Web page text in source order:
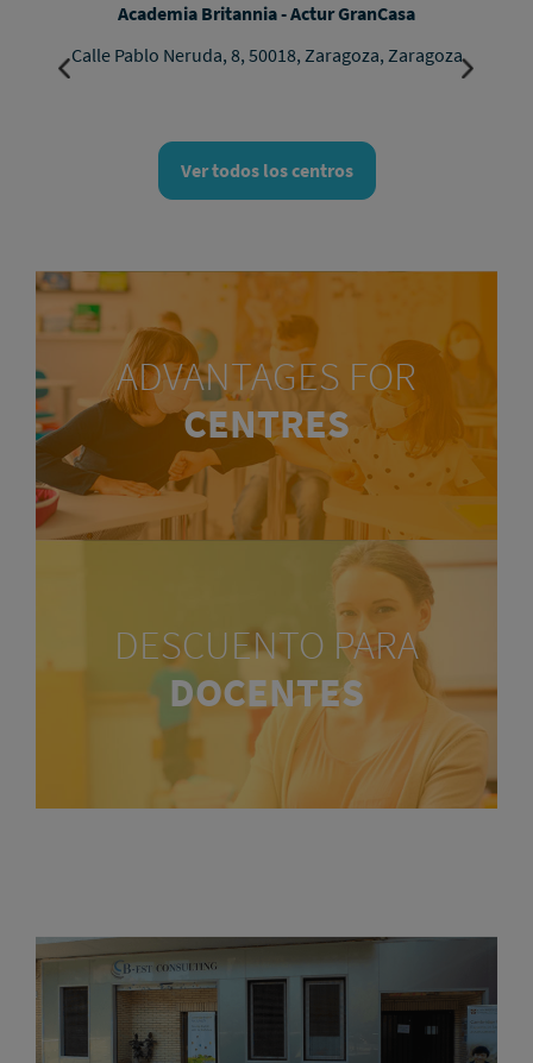
Academia Britannia - Actur GranCasa
Calle Pablo Neruda, 8, 50018, Zaragoza, Zaragoza
Ver todos los centros
ADVANTAGES FOR
CENTRES
DESCUENTO PARA
DOCENTES